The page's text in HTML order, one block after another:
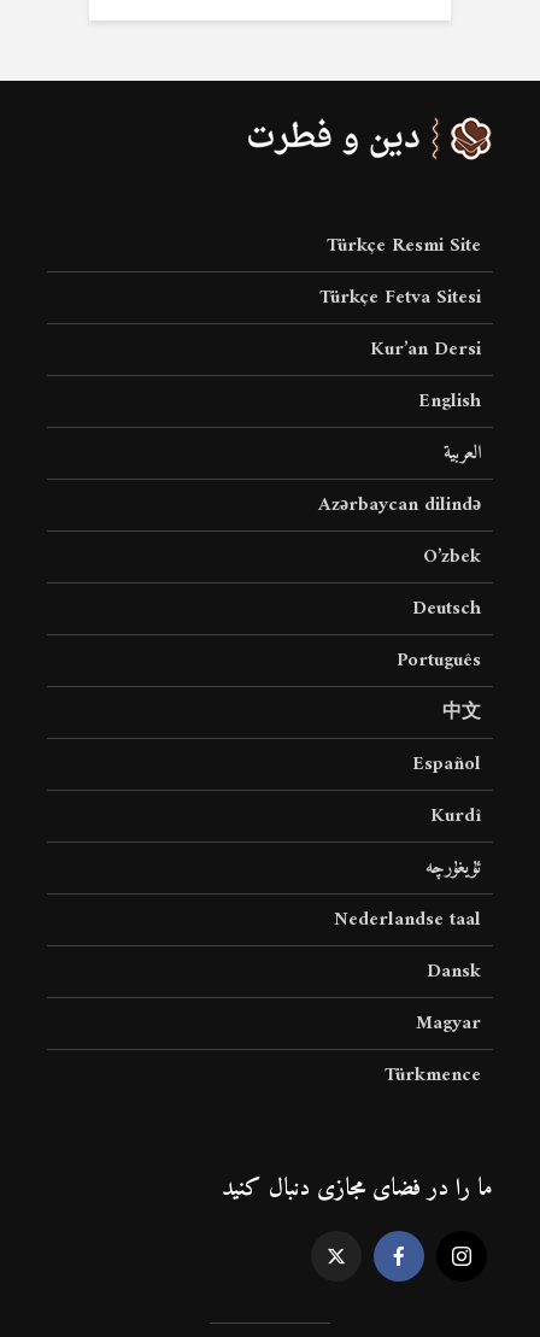
Türkçe Resmi Site
Türkçe Fetva Sitesi
Kur’an Dersi
English
العربية
Azərbaycan dilində
O’zbek
Deutsch
Português
中文
Español
Kurdî
ئۇيغۇرچە
Nederlandse taal
Dansk
Magyar
Türkmence
ما را در فضای مجازی دنبال کنید